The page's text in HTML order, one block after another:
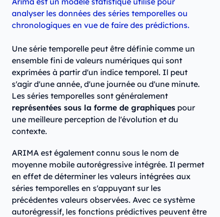
analyser les données des séries temporelles ou
chronologiques en vue de faire des prédictions.
Une série temporelle peut être définie comme un
ensemble fini de valeurs numériques qui sont
exprimées à partir d'un indice temporel. Il peut
s'agir d'une année, d'une journée ou d'une minute.
Les séries temporelles sont généralement
représentées sous la forme de graphiques pour
une meilleure perception de l'évolution et du
contexte.
ARIMA est également connu sous le nom de
moyenne mobile autorégressive intégrée. Il permet
en effet de déterminer les valeurs intégrées aux
séries temporelles en s'appuyant sur les
précédentes valeurs observées. Avec ce système
autorégressif, les fonctions prédictives peuvent être